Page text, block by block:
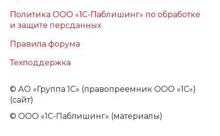
Политика ООО «1С-Паблишинг» по обработке
и защите персданных
Правила форума
Техподдержка
© АО «Группа 1С» (правопреемник ООО «1С»)
(сайт)
© ООО «1С-Паблишинг» (материалы)